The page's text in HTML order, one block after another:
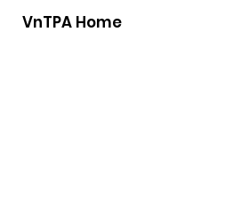
VnTPA Home